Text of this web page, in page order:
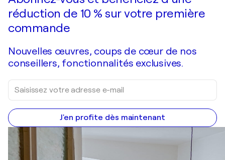
réduction de 10 % sur votre première
commande
Nouvelles œuvres, coups de cœur de nos
conseillers, fonctionnalités exclusives.
J'en profite dès maintenant